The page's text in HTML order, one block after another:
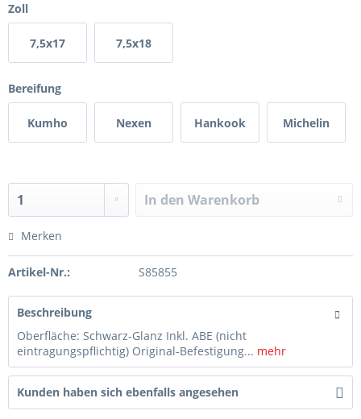
Zoll
7,5x17 7,5x18
Bereifung
Kumho Nexen Hankook Michelin
In den Warenkorb
Merken
Artikel-Nr.: S85855
Beschreibung
Oberfläche: Schwarz-Glanz Inkl. ABE (nicht
eintragungspflichtig) Original-Befestigung... mehr
Kunden haben sich ebenfalls angesehen